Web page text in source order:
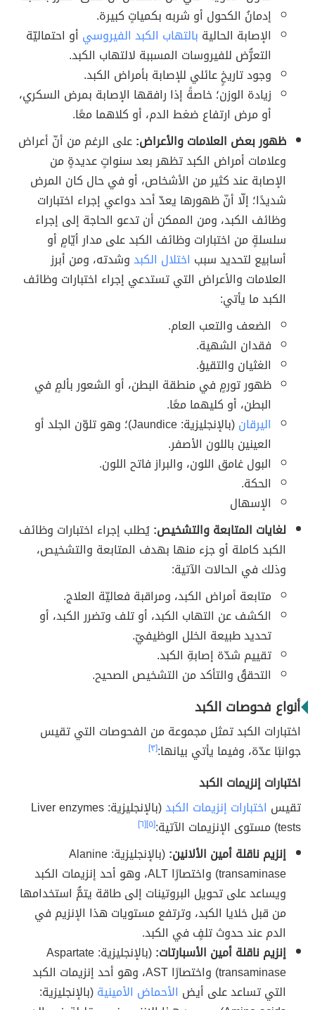
إدمانُ الكحول أو شربه بكمياتٍ كبيرة.
الإصابة الحالية بالتهاب الكبد الفيروسي أو احتماليّة
التعرُّض للفيروسات المسببة لالتهاب الكبد.
وجود تاريخٍ عائلي للإصابة بأمراض الكبد.
زيادة الوزن؛ خاصةً إذا رافقها الإصابة بمرض السكري،
أو مرض ارتفاع ضغط الدم، أو كلاهما معًا.
ظهور بعض العلامات والأعراض:على الرغم من أنّ أعراض
وعلامات أمراض الكبد تظهر بعد سنواتٍ عديدةٍ من
الإصابة عند كثير من الأشخاص، أو في حال كان المرض
شديدًا؛ إلّا أنّ ظهورها يعدّ أحد دواعي إجراء اختبارات
وظائف الكبد، ومن الممكن أن تدعو الحاجة إلى إجراء
سلسلةٍ من اختبارات وظائف الكبد على مدار أيّامٍ أو
أسابيع لتحديد سبب اختلال الكبدوشدته، ومن أبرز
العلامات والأعراض التي تستدعي إجراء اختبارات وظائف
الكبد ما يأتي:
الضعف والتعب العام.
فقدان الشهية.
الغثيان والتقيؤ.
ظهور تورمٍ في منطقة البطن، أو الشعور بألمٍ في
البطن، أو كليهما معًا.
اليرقان
(بالإنجليزية: Jaundice)؛ وهو تلوّن الجلد أو
العينين باللون الأصفر.
البول غامق اللون، والبراز فاتح اللون.
الحكة.
الإسهال
لغايات المتابعة والتشخيص:يُطلب إجراء اختبارات وظائف
الكبد كاملة أو جزء منها بهدف المتابعة والتشخيص،
وذلك في الحالات الآتية:
متابعة أمراض الكبد، ومراقبة فعاليّة العلاج.
الكشف عن التهاب الكبد، أو تلف وتضرر الكبد، أو
تحديد طبيعة الخلل الوظيفيّ.
تقييم شدّة إصابةِ الكبد.
التحققُ والتأكد من التشخيص الصحيح.
أنواع فحوصات الكبد
اختبارات الكبد تمثل مجموعة من الفحوصات التي تقيس
جوانبًا عدّة، وفيما يأتي بيانها:[٣]
اختبارات إنزيمات الكبد
تقيس اختبارات إنزيمات الكبد
(بالإنجليزية: Liver enzymes
tests) مستوى الإنزيمات الآتية:
[٥] [٦]
إنزيم ناقلة أمين الألانين:
(بالإنجليزية: Alanine
transaminase) واختصارًا ALT، وهو أحد إنزيمات الكبد
ويساعد على تحويل البروتينات إلى طاقة يتمُّ استخدامها
من قبل خلايا الكبد، وترتفع مستويات هذا الإنزيم في
الدم عند حدوث تلفٍ في الكبد.
إنزيم ناقلة أمين الأسبارتات:
(بالإنجليزية: Aspartate
transaminase) واختصارًا AST، وهو أحد إنزيمات الكبد
التي تساعد على أيض الأحماض الأمينية(بالإنجليزية: